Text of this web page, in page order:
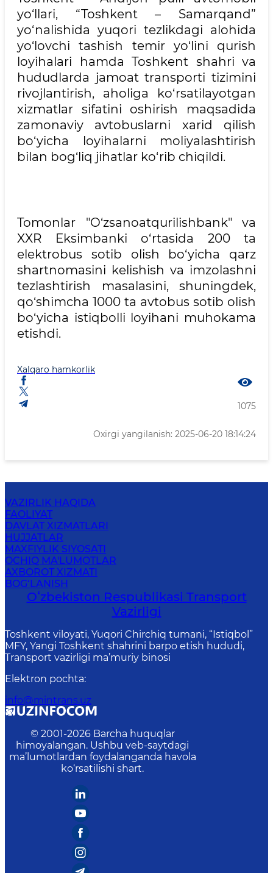
yo‘llari, “Toshkent – Samarqand”
yo‘nalishida yuqori tezlikdagi alohida
yo‘lovchi tashish temir yo‘lini qurish
loyihalari hamda Toshkent shahri va
hududlarda jamoat transporti tizimini
rivojlantirish, aholiga ko‘rsatilayotgan
xizmatlar sifatini oshirish maqsadida
zamonaviy avtobuslarni xarid qilish
bo‘yicha loyihalarni moliyalashtirish
bilan bog‘liq jihatlar ko‘rib chiqildi.
Tomonlar "O‘zsanoatqurilishbank" va
XXR Eksimbanki o‘rtasida 200 ta
elektrobus sotib olish bo‘yicha qarz
shartnomasini kelishish va imzolashni
tezlashtirish masalasini, shuningdek,
qo‘shimcha 1000 ta avtobus sotib olish
bo‘yicha istiqbolli loyihani muhokama
etishdi.
Xalqaro hamkorlik
1075
Oxirgi yangilanish: 2025-06-20 18:14:24
VAZIRLIK HAQIDA
FAOLIYAT
DAVLAT XIZMATLARI
HUJJATLAR
MAXFIYLIK SIYOSATI
OCHIQ MA'LUMOTLAR
AXBOROT XIZMATI
BOG‘LANISH
Oʻzbekiston Respublikasi Transport
Vazirligi
Toshkent viloyati, Yuqori Chirchiq tumani, “Istiqbol”
MFY, Yangi Toshkent shahrini barpo etish hududi,
Transport vazirligi ma’muriy binosi
Elektron pochta:
info@mintrans.uz
© 2001-2026 Barcha huquqlar
himoyalangan. Ushbu veb-saytdagi
ma’lumotlardan foydalanganda havola
ko‘rsatilishi shart.